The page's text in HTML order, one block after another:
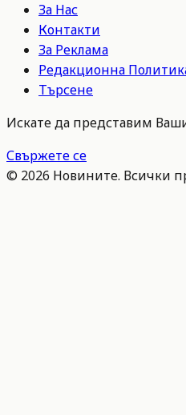
За Нас
Контакти
За Реклама
Редакционна
Търсене
Искате да представим
Свържете се
© 2026 Новините. Всички